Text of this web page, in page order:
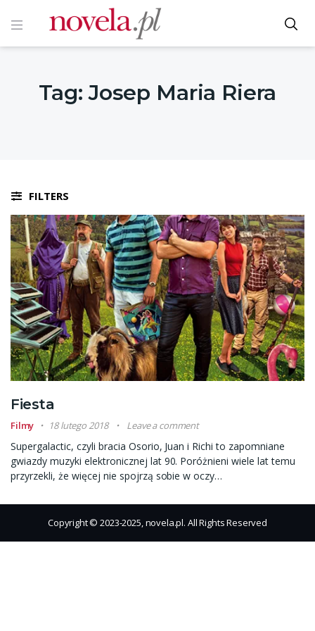
Tag:Josep Maria Riera
FILTERS
Fiesta
Filmy 18 lutego 2018 Leave a comment
Supergalactic, czyli bracia Osorio, Juan i Richi to zapomniane
gwiazdy muzyki elektronicznej lat 90. Poróżnieni wiele lat temu
przyrzekli, że więcej nie spojrzą sobie w oczy…
Copyright © 2023-2025, novela.pl. All Rights Reserved